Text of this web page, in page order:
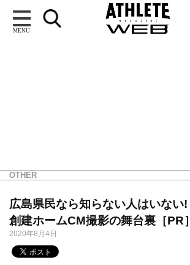
MENU
OTHER
広島県民なら知らない人はいない!
創建ホームCM撮影の舞台裏［PR］
2020年8月4日